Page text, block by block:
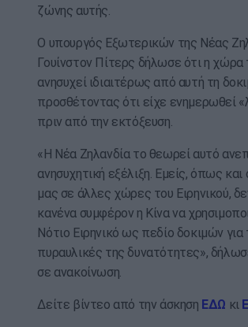
ζώνης αυτής.
Ο υπουργός Εξωτερικών της Νέας
Γουίνστον Πίτερς δήλωσε ότι η χώρα
ανησυχεί ιδιαιτέρως από αυτή τη
προσθέτοντας ότι είχε ενημερωθεί
πριν από την εκτόξευση.
«Η Νέα Ζηλανδία το θεωρεί αυτό
ανησυχητική εξέλιξη. Εμείς, όπως και
μας σε άλλες χώρες του Ειρηνικού,
κανένα συμφέρον η Κίνα να
Νότιο Ειρηνικό ως πεδίο δοκιμών για
πυραυλικές της δυνατότητες»,
σε ανακοίνωση.
Δείτε βίντεο από την άσκηση ΕΔΩ κι